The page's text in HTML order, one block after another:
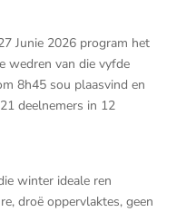
Junie 2026 program het
wedren van die vyfde
8h45 sou plaasvind en
deelnemers in 12
winter ideale ren
droë oppervlaktes, geen